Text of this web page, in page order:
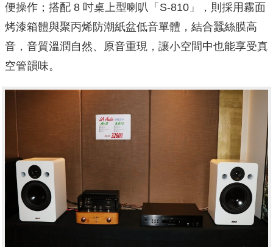
便操作；搭配 8 吋桌上型喇叭「S-810」，則採用霧面
烤漆箱體與聚丙烯防潮紙盆低音單體，結合蠶絲膜高
音，音質溫潤自然、原音重現，讓小空間中也能享受真
空管韻味。